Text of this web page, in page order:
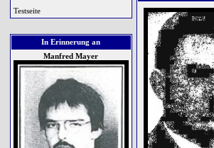
Testseite
In Erinnerung an
Manfred Mayer